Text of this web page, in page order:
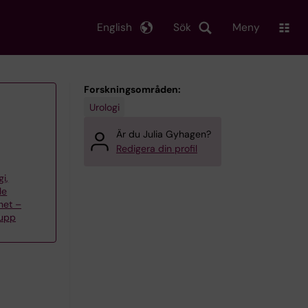
Sök
English Meny
–
Forskningsområden:
Urologi
Är du Julia Gyhagen?
Redigera din profil